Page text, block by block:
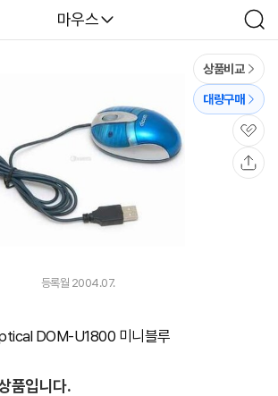
다나와
마우스
검
색
상품비교
대량구매
관
심
등록월 2004.07.
DOM-U1800 미니블루
품입니다.